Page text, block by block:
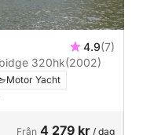
4.9(7)
Motorbåt Bayliner 3055si ciera sunbidge 320hk(2002)
Motor Yacht
Från 4 279 kr / dag